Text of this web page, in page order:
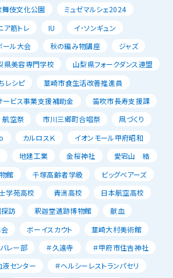
伎文化公園
ミュゼマルシェ2024
ア筋トレ
IU
イ･ソンギュン
ール大会
秋の編み物講座
ジャズ
県美容専門学校
山梨県フォークダンス連盟
レシピ
韮崎市食生活改善推進員
ービス事業支援補助金
笛吹市長寿支援課
航空祭 市川三郷町合唱祭
凧づくり
カルロスＫ
イオンモール甲府昭和
地建工業 金桜神社
愛宕山 結
館 千塚高齢者学級
ビッグベアーズ
学苑高校 青洲高校
日本航空高校
訪
釈迦堂遺跡博物館
献血
ボーイスカウト
韮崎大村美術館
レー部
＃久遠寺
＃甲府市住吉神社
センター
＃ヘルシーレストランパセリ